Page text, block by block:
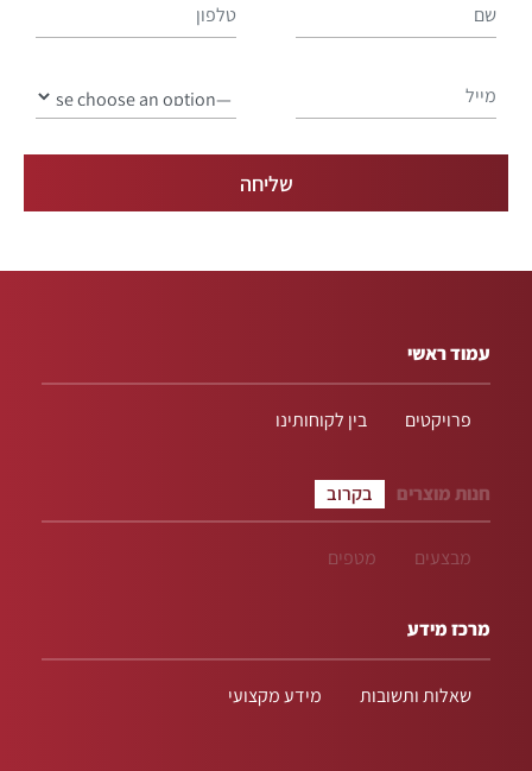
עמוד ראשי
פרויקטים בין לקוחותינו
חנות מוצרים בקרוב
מבצעים מטפים
מרכז מידע
שאלות ותשובות מידע מקצועי